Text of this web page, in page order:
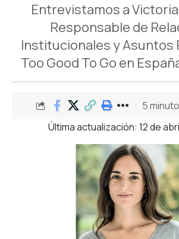
Entrevistamos a
Responsable de
Institucionales y Asuntos
Too Good To Go en
Última actualización: 12 de
5